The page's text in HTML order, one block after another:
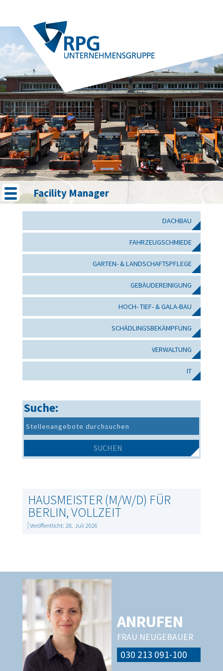
Facility Manager
DACHBAU
FAHRZEUGSCHMIEDE
GARTEN- & LANDSCHAFTSPFLEGE
GEBÄUDEREINIGUNG
HOCH- TIEF- & GALA-BAU
SCHÄDLINGSBEKÄMPFUNG
VERWALTUNG
IT
Suche:
HAUSMEISTER (M/W/D) FÜR
BERLIN, VOLLZEIT
Veröffentlicht: 28. Juli 2026
ANRUFEN
FRAU NEUGEBAUER
030 213 091-100